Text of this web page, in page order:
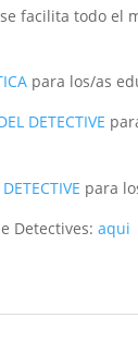
facilita todo el
para los/as
DETECTIVE
para
Detectives: aqui